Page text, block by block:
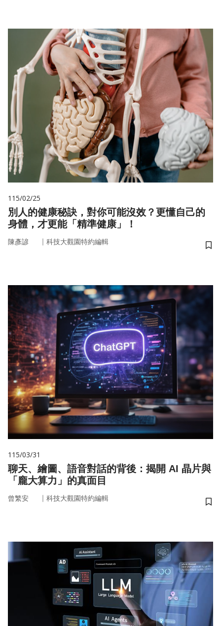
115/02/25
別人的健康秘訣，對你可能沒效？更懂自己的
身體，才更能「精準健康」！
陳彥諺 ｜ 科技大觀園特約編輯
儲
115/03/31
聊天、繪圖、語音對話的背後：揭開 AI 晶片與
「龐大算力」的真面目
曾繁安 ｜ 科技大觀園特約編輯
儲